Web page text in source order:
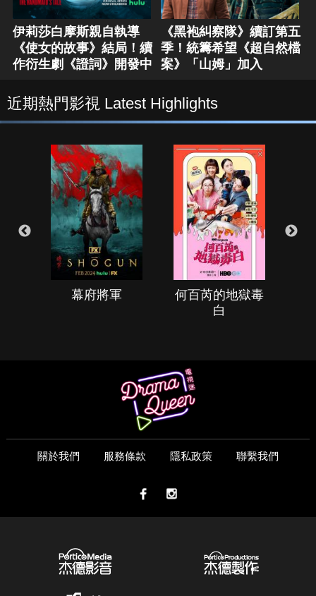
伊莉莎白摩斯親自執導
《使女的故事》結局！續
作衍生劇《證詞》開發中
《黑袍糾察隊》續訂第五
季！統籌希望《超自然檔
案》「山姆」加入
近期熱門影視 Latest Highlights
幕府將軍
何百芮的地獄毒
白
關於我們 服務條款 隱私政策 聯繫我們